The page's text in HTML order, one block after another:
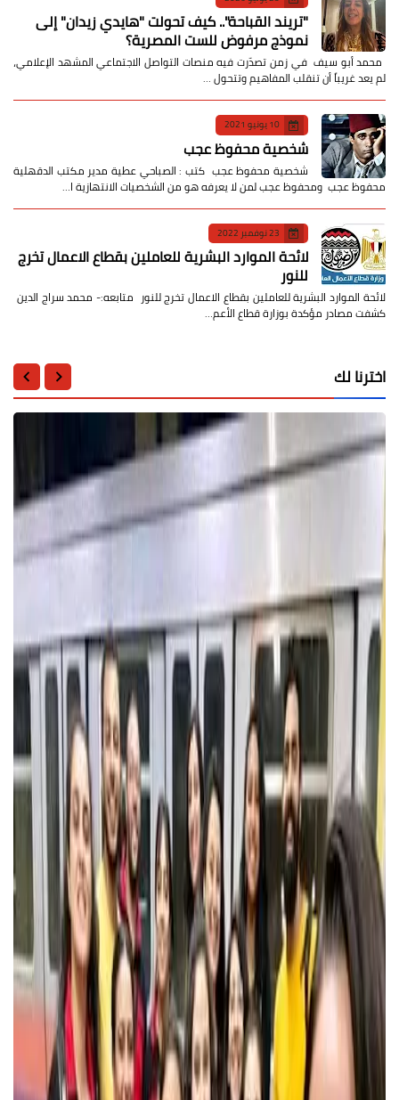
​"تريند القباحة".. كيف تحولت "هايدي زيدان" إلى
نموذج مرفوض للست المصرية؟
​ محمد أبو سيف ​في زمن تصدّرت فيه منصات التواصل الاجتماعي المشهد الإعلامي،
لم يعد غريباً أن تنقلب المفاهيم وتتحول …
10 يونيو 2021
شخصية محفوظ عجب
شخصية محفوظ عجب كتب : الصباحي عطية مدير مكتب الدقهلية
محفوظ عجب ومحفوظ عجب لمن لا يعرفه هو من الشخصيات الانتهازية ا…
23 نوفمبر 2022
لائحة الموارد البشرية للعاملين بقطاع الاعمال تخرج
للنور
لائحة الموارد البشرية للعاملين بقطاع الاعمال تخرج للنور متابعه:- محمد سراج الدين
كشفت مصادر مؤكدة بوزارة قطاع الأعم…
اخترنا لك